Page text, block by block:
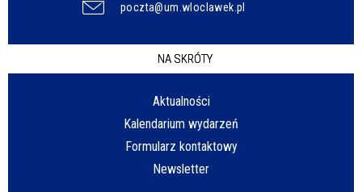
poczta@um.wloclawek.pl
NA SKRÓTY
Aktualności
Kalendarium wydarzeń
Formularz kontaktowy
Newsletter